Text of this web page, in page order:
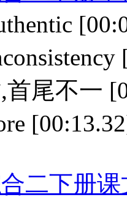
尾不一
二下册课